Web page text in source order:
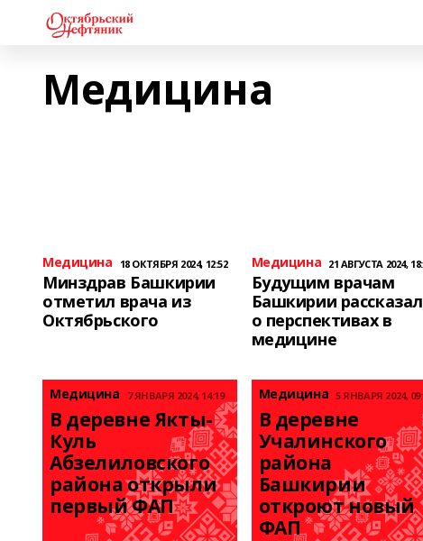
Медицина
Медицина 18 ОКТЯБРЯ 2024, 12:52
Минздрав Башкирии
отметил врача из
Октябрьского
Медицина 21 АВГУСТА 2024,
Будущим врачам
Башкирии
о перспективах в
медицине
Медицина 7 ЯНВАРЯ 2024, 14:19
В деревне Якты-
Куль
Абзелиловского
района открыли
первый ФАП
Медицина 5 ЯНВАРЯ 2024,
В деревне
Учалинского
района
Башкирии
откроют новый
ФАП